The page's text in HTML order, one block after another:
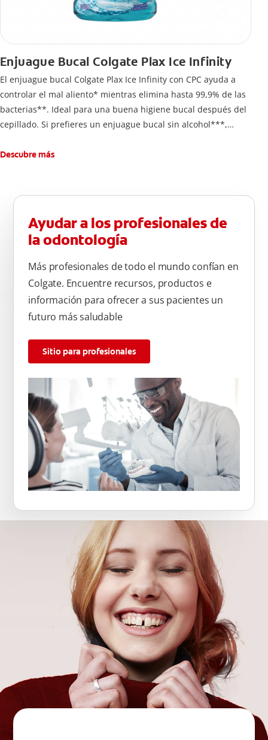
Enjuague Bucal Colgate Plax Ice Infinity
El enjuague bucal Colgate Plax Ice Infinity con CPC ayuda a
controlar el mal aliento* mientras elimina hasta 99,9% de las
bacterias**. Ideal para una buena higiene bucal después del
cepillado. Si prefieres un enjuague bucal sin alcohol***,
Descubre más
Ayudar a los profesionales de
la odontología
Más profesionales de todo el mundo confían en
Colgate. Encuentre recursos, productos e
información para ofrecer a sus pacientes un
futuro más saludable
Sitio para profesionales